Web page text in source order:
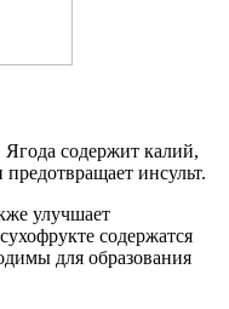
содержит калий,
инсульт.
улучшает
содержатся
для образования